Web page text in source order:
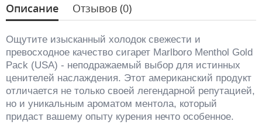
Описание Отзывов (0)
Ощутите изысканный холодок свежести и
превосходное качество сигарет Marlboro Menthol Gold
Pack (USA) - неподражаемый выбор для истинных
ценителей наслаждения. Этот американский продукт
отличается не только своей легендарной репутацией,
но и уникальным ароматом ментола, который
придаст вашему опыту курения нечто особенное.